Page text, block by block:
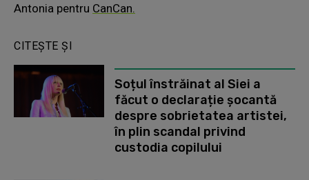
Antonia pentru CanCan.
CITEȘTE ȘI
Soțul înstrăinat al Siei a
făcut o declarație șocantă
despre sobrietatea artistei,
în plin scandal privind
custodia copilului